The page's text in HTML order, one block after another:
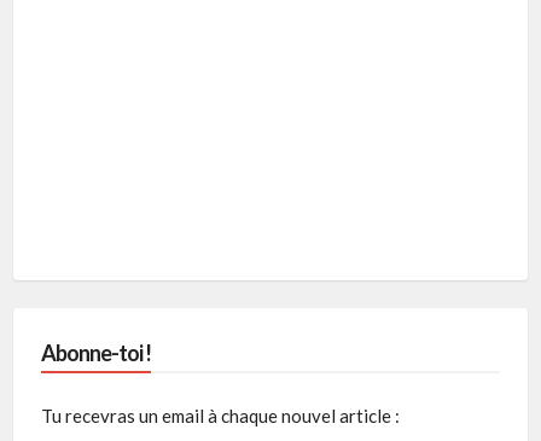
Abonne-toi !
Tu recevras un email à chaque nouvel article :